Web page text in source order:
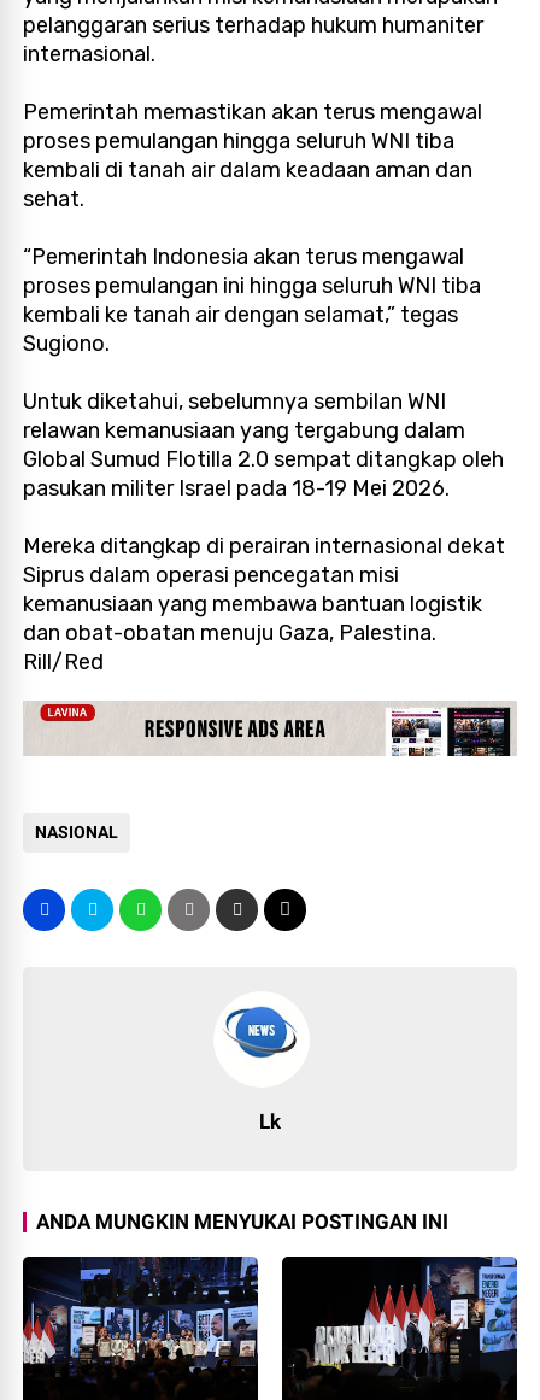
pelanggaran serius terhadap hukum humaniter
internasional.
Pemerintah memastikan akan terus mengawal
proses pemulangan hingga seluruh WNI tiba
kembali di tanah air dalam keadaan aman dan
sehat.
“Pemerintah Indonesia akan terus mengawal
proses pemulangan ini hingga seluruh WNI tiba
kembali ke tanah air dengan selamat,” tegas
Sugiono.
Untuk diketahui, sebelumnya sembilan WNI
relawan kemanusiaan yang tergabung dalam
Global Sumud Flotilla 2.0 sempat ditangkap oleh
pasukan militer Israel pada 18-19 Mei 2026.
Mereka ditangkap di perairan internasional dekat
Siprus dalam operasi pencegatan misi
kemanusiaan yang membawa bantuan logistik
dan obat-obatan menuju Gaza, Palestina.
Rill/Red
NASIONAL
Lk
ANDA MUNGKIN MENYUKAI POSTINGAN INI